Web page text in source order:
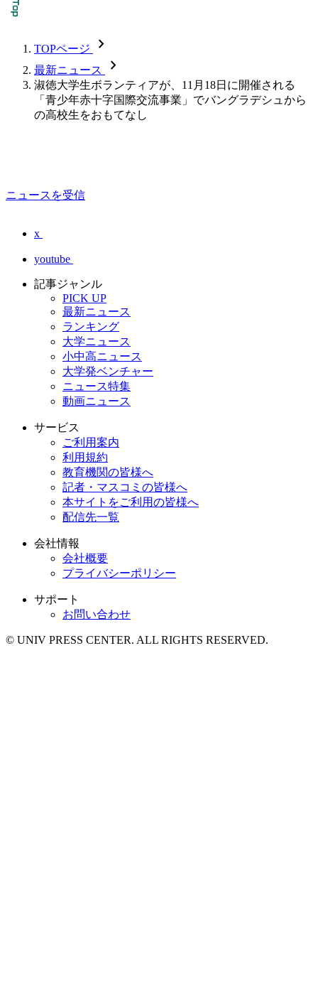
TOPページ chevron_forward
最新ニュース chevron_forward
淑徳大学生ボランティアが、11月18日に開催される
「青少年赤十字国際交流事業」でバングラデシュから
の高校生をおもてなし
ニュースを受信
x
youtube
記事ジャンル
PICK UP
最新ニュース
ランキング
大学ニュース
小中高ニュース
大学発ベンチャー
ニュース特集
動画ニュース
サービス
ご利用案内
利用規約
教育機関の皆様へ
記者・マスコミの皆様へ
本サイトをご利用の皆様へ
配信先一覧
会社情報
会社概要
プライバシーポリシー
サポート
お問い合わせ
© UNIV PRESS CENTER. ALL RIGHTS RESERVED.